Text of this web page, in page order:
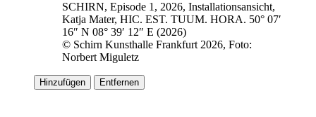
SCHIRN, Episode 1, 2026, Installationsansicht,
Katja Mater, HIC. EST. TUUM. HORA. 50° 07′
16″ N 08° 39′ 12″ E (2026)
© Schirn Kunsthalle Frankfurt 2026, Foto:
Norbert Miguletz
Hinzufügen Entfernen